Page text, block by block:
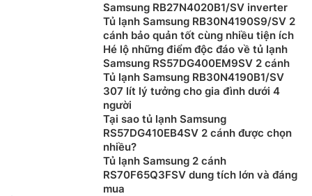
dùng hoàn toàn có thể làm nguội thức ăn, làm lạnh
nước hoặc tạo ra đá trong thời gian ngắn.
Samsung RB27N4020B1/SV inverter
Tủ lạnh Samsung RB30N4190S9/SV 2
cánh bảo quản tốt cùng nhiều tiện ích
Hé lộ những điểm độc đáo về tủ lạnh
Samsung RS57DG400EM9SV 2 cánh
Tủ lạnh Samsung RB30N4190B1/SV
307 lít lý tưởng cho gia đình dưới 4
người
Tại sao tủ lạnh Samsung
RS57DG410EB4SV 2 cánh được chọn
nhiều?
Tủ lạnh Samsung 2 cánh
RS70F65Q3FSV dung tích lớn và đáng
mua